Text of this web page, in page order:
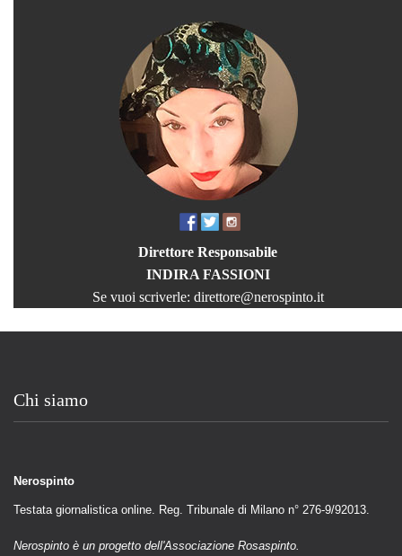
Direttore Responsabile
INDIRA FASSIONI
Se vuoi scriverle: direttore@nerospinto.it
Chi siamo
Nerospinto
Testata giornalistica online. Reg. Tribunale di Milano n° 276-9/92013.
Nerospinto è un progetto dell'Associazione Rosaspinto.